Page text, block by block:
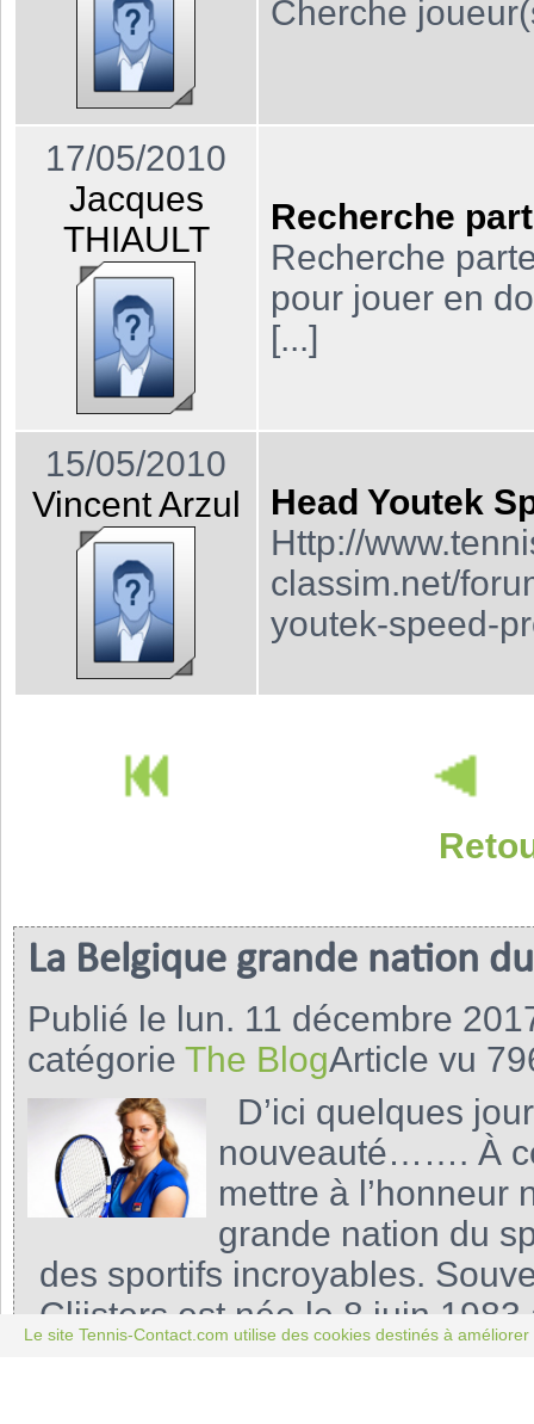
Le site Tennis-Contact.com utilise des cookies destinés à
Cherche
17/05/2010
Jacques
THIAULT
Recherche
Recherche
pour jouer en
[...]
15/05/2010
Vincent Arzul
Head Youtek
Http://
classim.net/
youtek-speed-
La Belgique grande nation
Publié le lun. 11 décembre
catégorie The BlogArticle vu
D’ici quelques
nouveauté……. À
mettre à l’honneur
grande nation du
des sportifs incroyables.
Clijsters est née le 8 juin